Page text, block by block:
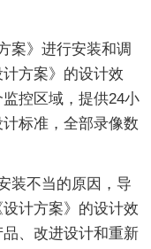
案》进行安装和调
方案》的设计效
控区域，提供24小
标准，全部录像数
装不当的原因，导
计方案》的设计效
、改进设计和重新